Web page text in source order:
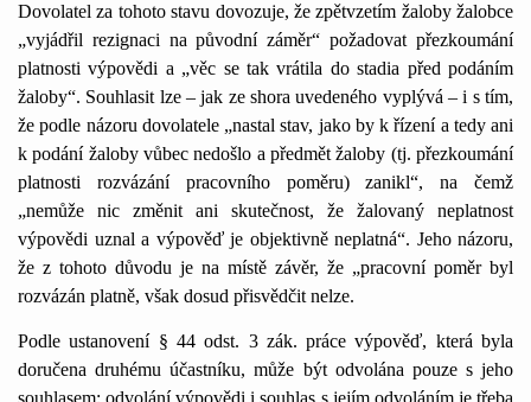
Dovolatel za tohoto stavu dovozuje, že zpětvzetím žaloby žalobce
„vyjádřil rezignaci na původní záměr“ požadovat přezkoumání
platnosti výpovědi a „věc se tak vrátila do stadia před podáním
žaloby“. Souhlasit lze – jak ze shora uvedeného vyplývá – i s tím,
že podle názoru dovolatele „nastal stav, jako by k řízení a tedy ani
k podání žaloby vůbec nedošlo a předmět žaloby (tj. přezkoumání
platnosti rozvázání pracovního poměru) zanikl“, na čemž
„nemůže nic změnit ani skutečnost, že žalovaný neplatnost
výpovědi uznal a výpověď je objektivně neplatná“. Jeho názoru,
že z tohoto důvodu je na místě závěr, že „pracovní poměr byl
rozvázán platně, však dosud přisvědčit nelze.
Podle ustanovení § 44 odst. 3 zák. práce výpověď, která byla
doručena druhému účastníku, může být odvolána pouze s jeho
souhlasem; odvolání výpovědi i souhlas s jejím odvoláním je třeba